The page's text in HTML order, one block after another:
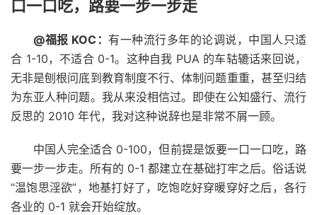
口一口吃，路要一步一步走
@福报 KOC： 有一种流行多年的论调说，中国人只适
合 1-10，不适合 0-1。这种自我 PUA 的车轱辘话来回说，
无非是刨根问底到教育制度不行、体制问题重重，甚至归结
为东亚人种问题。我从来没相信过。即使在公知盛行、流行
反思的 2010 年代，我对这种说辞也是非常不屑一顾。
中国人完全适合 0-100，但前提是饭要一口一口吃，路
要一步一步走。所有的 0-1 都建立在基础打牢之后。俗话说
“温饱思淫欲”，地基打好了，吃饱吃好穿暖穿好之后，各行
各业的 0-1 就会开始绽放。